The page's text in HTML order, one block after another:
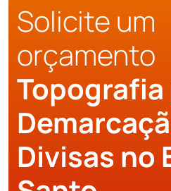
Solicite um
orçamento
Topografia
Divisas no